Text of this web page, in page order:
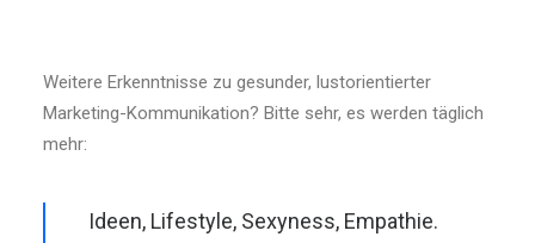
Weitere Erkenntnisse zu gesunder, lustorientierter
Marketing-Kommunikation? Bitte sehr, es werden täglich
mehr:
Ideen, Lifestyle, Sexyness, Empathie.